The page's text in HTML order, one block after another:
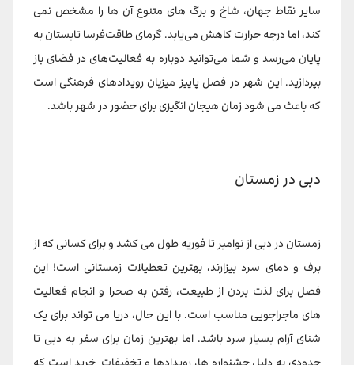
سایر نقاط جهان، شاخ و برگ های متنوع آن ها را مشخص نمی
کند، اما درجه حرارت کاهش می‌یابد. گرمای طاقت‌فرسا تابستان به
پایان می‌رسد و شما می‌توانید دوباره به فعالیت‌های در فضای باز
بپردازید. این شهر در فصل پاییز میزبان رویدادهای فرهنگی است
که باعث می شود زمان هیجان انگیزی برای حضور در شهر باشد.
دبی در زمستان
زمستان در دبی از نوامبر تا فوریه طول می کشد و برای کسانی که از
برف و دمای سرد بیزارند، بهترین تعطیلات زمستانی است! این
فصل برای لذت بردن از طبیعت، رفتن به صحرا و انجام فعالیت
های ماجراجویی مناسب است. با این حال، دریا می تواند برای یک
شنای آرام بسیار سرد باشد. اما بهترین زمان برای سفر به دبی تا